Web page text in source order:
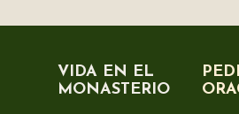
VIDA EN EL
MONASTERIO